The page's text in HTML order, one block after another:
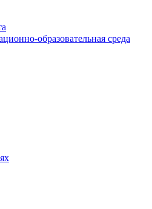
образовательная среда